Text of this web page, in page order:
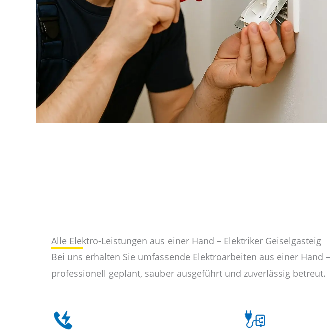
Alle Elektro-Leistungen aus einer Hand – Elektriker Geiselgasteig
Bei uns erhalten Sie umfassende Elektroarbeiten aus einer Hand –
professionell geplant, sauber ausgeführt und zuverlässig betreut.